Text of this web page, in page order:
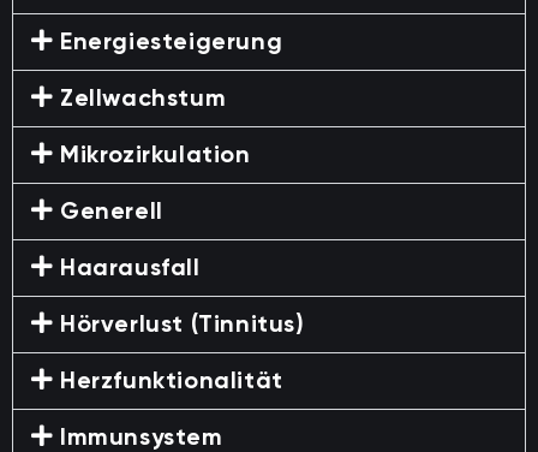
Energiesteigerung
Zellwachstum
Mikrozirkulation
Generell
Haarausfall
Hörverlust (Tinnitus)
Herzfunktionalität
Immunsystem